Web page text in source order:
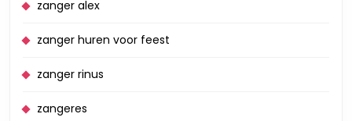
zanger alex
zanger huren voor feest
zanger rinus
zangeres